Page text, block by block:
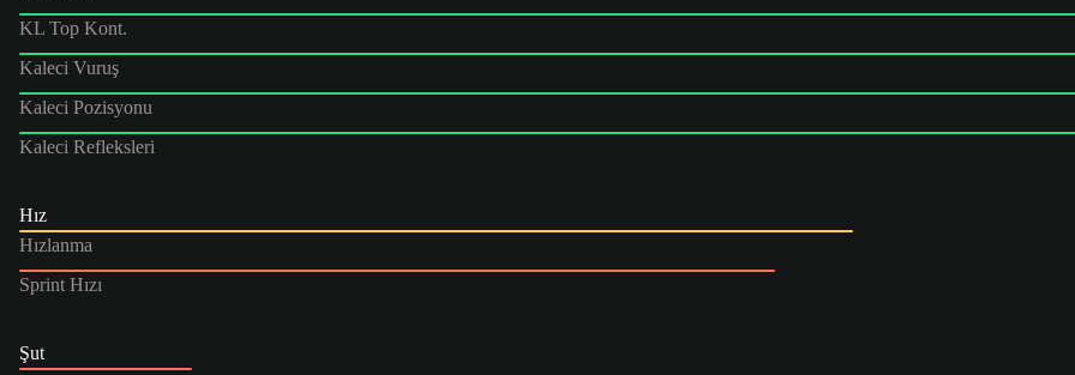
KL Top Kont.
Kaleci Vuruş
Kaleci Pozisyonu
Kaleci Refleksleri
Hız
Hızlanma
Sprint Hızı
Şut